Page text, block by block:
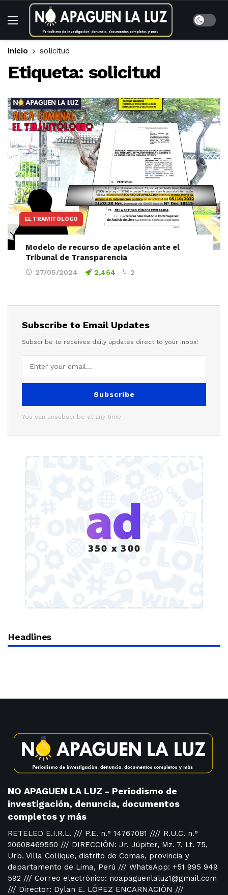
Inicio solicitud
Etiqueta: solicitud
EL TRAMITÓLOGO
Modelo de recurso de apelación ante el
Tribunal de Transparencia
27/05/2024 2,464 2
Subscribe to Email Updates
Subscribe to receives daily updates direct to your inbox!
Subscribe
You can unsubscribe at any time
Headlines
NO APAGUEN LA LUZ - Periodismo de
investigación, denuncia, documentos
completos y más
RETELED E.I.R.L. /// P.E. n.° 14767081 //// R.U.C. n.°
20608469550 /// DIRECCIÓN: Jr. Júpiter, Mz. 7, Lt. 75,
Urb. Villa Collique, distrito de Comas, provincia y
departamento de Lima, Perú /// WhatsApp: +51 995 949
592 /// Correo electrónico: noapaguenlaluz1@gmail.com
/// Director: Dylan E. LÓPEZ ENCARNACIÓN ///